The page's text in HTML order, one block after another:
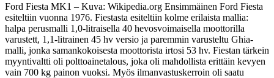
Ford Fiesta MK1 – Kuva: Wikipedia.org Ensimmäinen Ford Fiesta
esiteltiin vuonna 1976. Fiestasta esiteltiin kolme erilaista mallia:
halpa perusmalli 1,0-litraisella 40 hevosvoimaisella moottorilla
varustett, 1,1-litrainen 45 hv versio ja paremmin varusteltu Ghia-
malli, jonka samankokoisesta moottorista irtosi 53 hv. Fiestan tärkein
myyntivaltti oli polttoainetalous, joka oli mahdollista erittäin kevyen
vain 700 kg painon vuoksi. Myös ilmanvastuskerroin oli saatu